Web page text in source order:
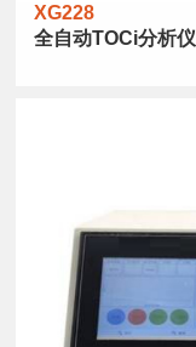
XG228
全自动TOCi分析仪